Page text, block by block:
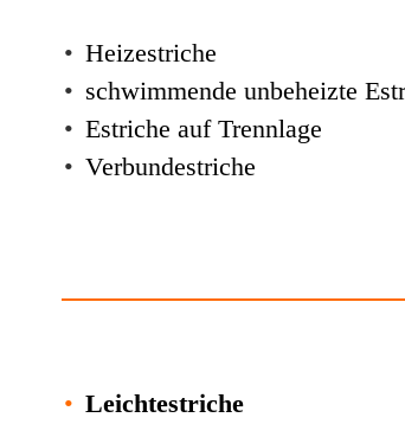
• Heizestriche
• schwimmende unbeheizte
• Estriche auf Trennlage
• Verbundestriche
• Leichtestriche